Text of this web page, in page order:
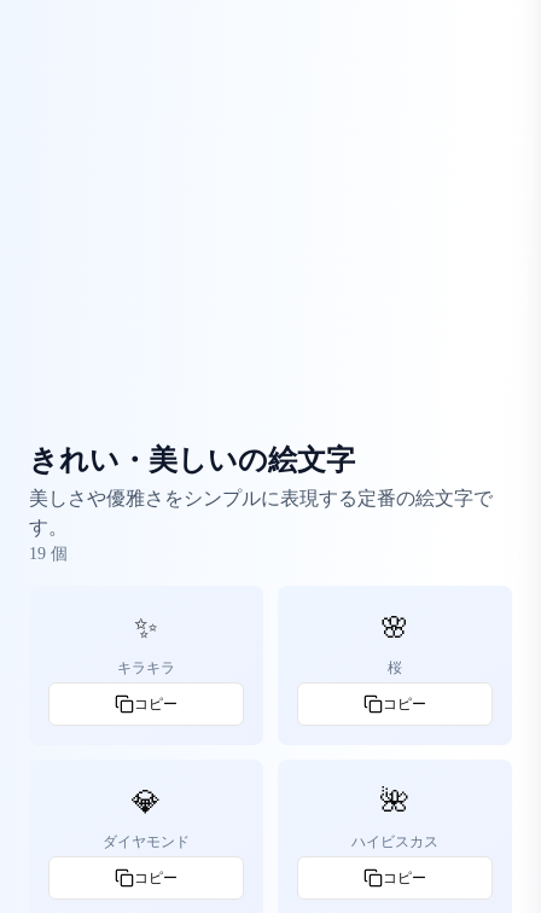
きれい・美しいの絵文字
美しさや優雅さをシンプルに表現する定番の絵文字で
す。
19 個
✨
キラキラ
コピー
🌸
桜
コピー
💎
ダイヤモンド
コピー
🌺
ハイビスカス
コピー